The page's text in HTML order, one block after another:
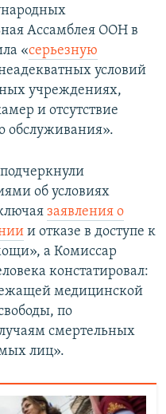
Ассамблея ООН в
«серьезную
условий
учреждениях,
и отсутствие
обслуживания».
об условиях
заявления о
и отказе в доступе к
а Комиссар
констатировал:
медицинской
по
смертельных
лиц».